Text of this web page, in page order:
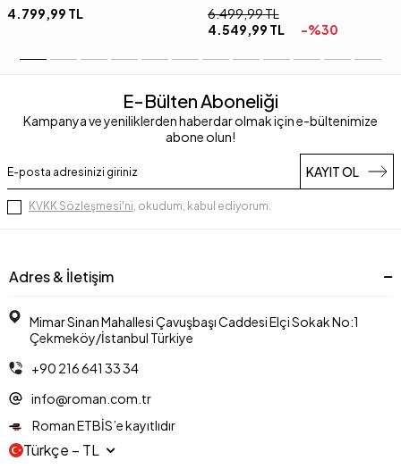
4.799,99 TL 6.499,99TL
4.549,99 TL -%30
E-Bülten Aboneliği
Kampanya ve yeniliklerden haberdar olmak için e-bültenimize
abone olun!
KAYIT OL
KVKK Sözleşmesi'ni, okudum, kabul ediyorum.
Adres & İletişim
Mimar Sinan Mahallesi Çavuşbaşı Caddesi Elçi Sokak No:1
Çekmeköy/İstanbul Türkiye
+90 216 641 33 34
info@roman.com.tr
Roman ETBİS’e kayıtlıdır
Türkçe − TL